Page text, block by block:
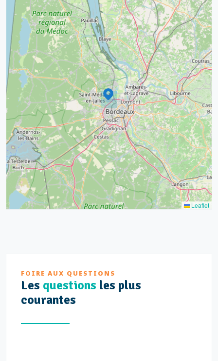
2
2
3
13
13
2
2
7
2
2
4
3
Leaflet
FOIRE AUX QUESTIONS
Les questions les plus
courantes